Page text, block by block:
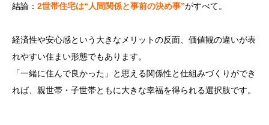
結論： 2世帯住宅は“人間関係と事前の決め事”がすべて。
経済性や安心感という大きなメリットの反面、価値観の違いが表
れやすい住まい形態でもあります。
「一緒に住んで良かった」と思える関係性と仕組みづくりができ
れば、親世帯・子世帯ともに大きな幸福を得られる選択肢です。